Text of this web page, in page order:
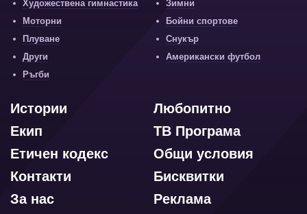
Художествена гимнастика
Зимни
Моторни
Бойни спортове
Плуване
Снукър
Други
Американски футбол
Ръгби
Любопитно
Истории
ТВ Програма
Екип
Общи условия
Етичен кодекс
Бисквитки
Контакти
Реклама
За нас